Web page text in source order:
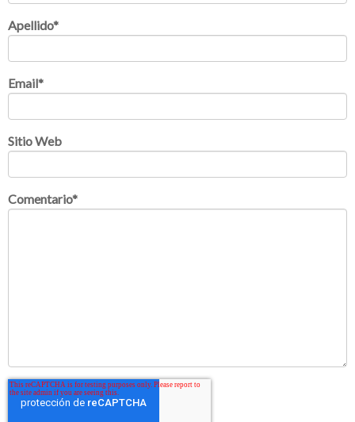
Apellido*
Email*
Sitio Web
Comentario*